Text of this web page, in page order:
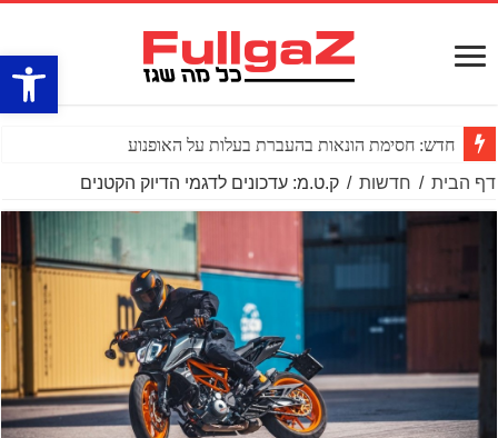
פתח
חדש: חסימת הונאות בהעברת בעלות על האופנוע
דף הבית / חדשות / ק.ט.מ: עדכונים לדגמי הדיוק הקטנים